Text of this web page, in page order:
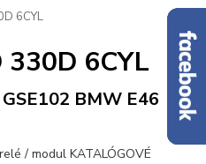
6CYL
330D 6CYL
BMW E46
/ modul KATALÓGOVÉ